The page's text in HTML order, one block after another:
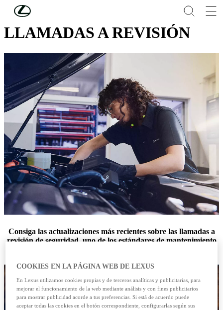
Skip to Main Content
LLAMADAS A REVISIÓN
Consiga las actualizaciones más recientes sobre las llamadas a
revisión de seguridad, uno de los estándares de mantenimiento
COOKIES EN LA PÁGINA WEB DE LEXUS
En Lexus utilizamos cookies propias y de terceros analíticas y publicitarias, para
mejorar el funcionamiento de la web mediante análisis y con fines publicitarios
para mostrar publicidad acorde a tus preferencias. Si está de acuerdo puede
aceptar todas las cookies en el botón correspondiente, configurarlas según sus